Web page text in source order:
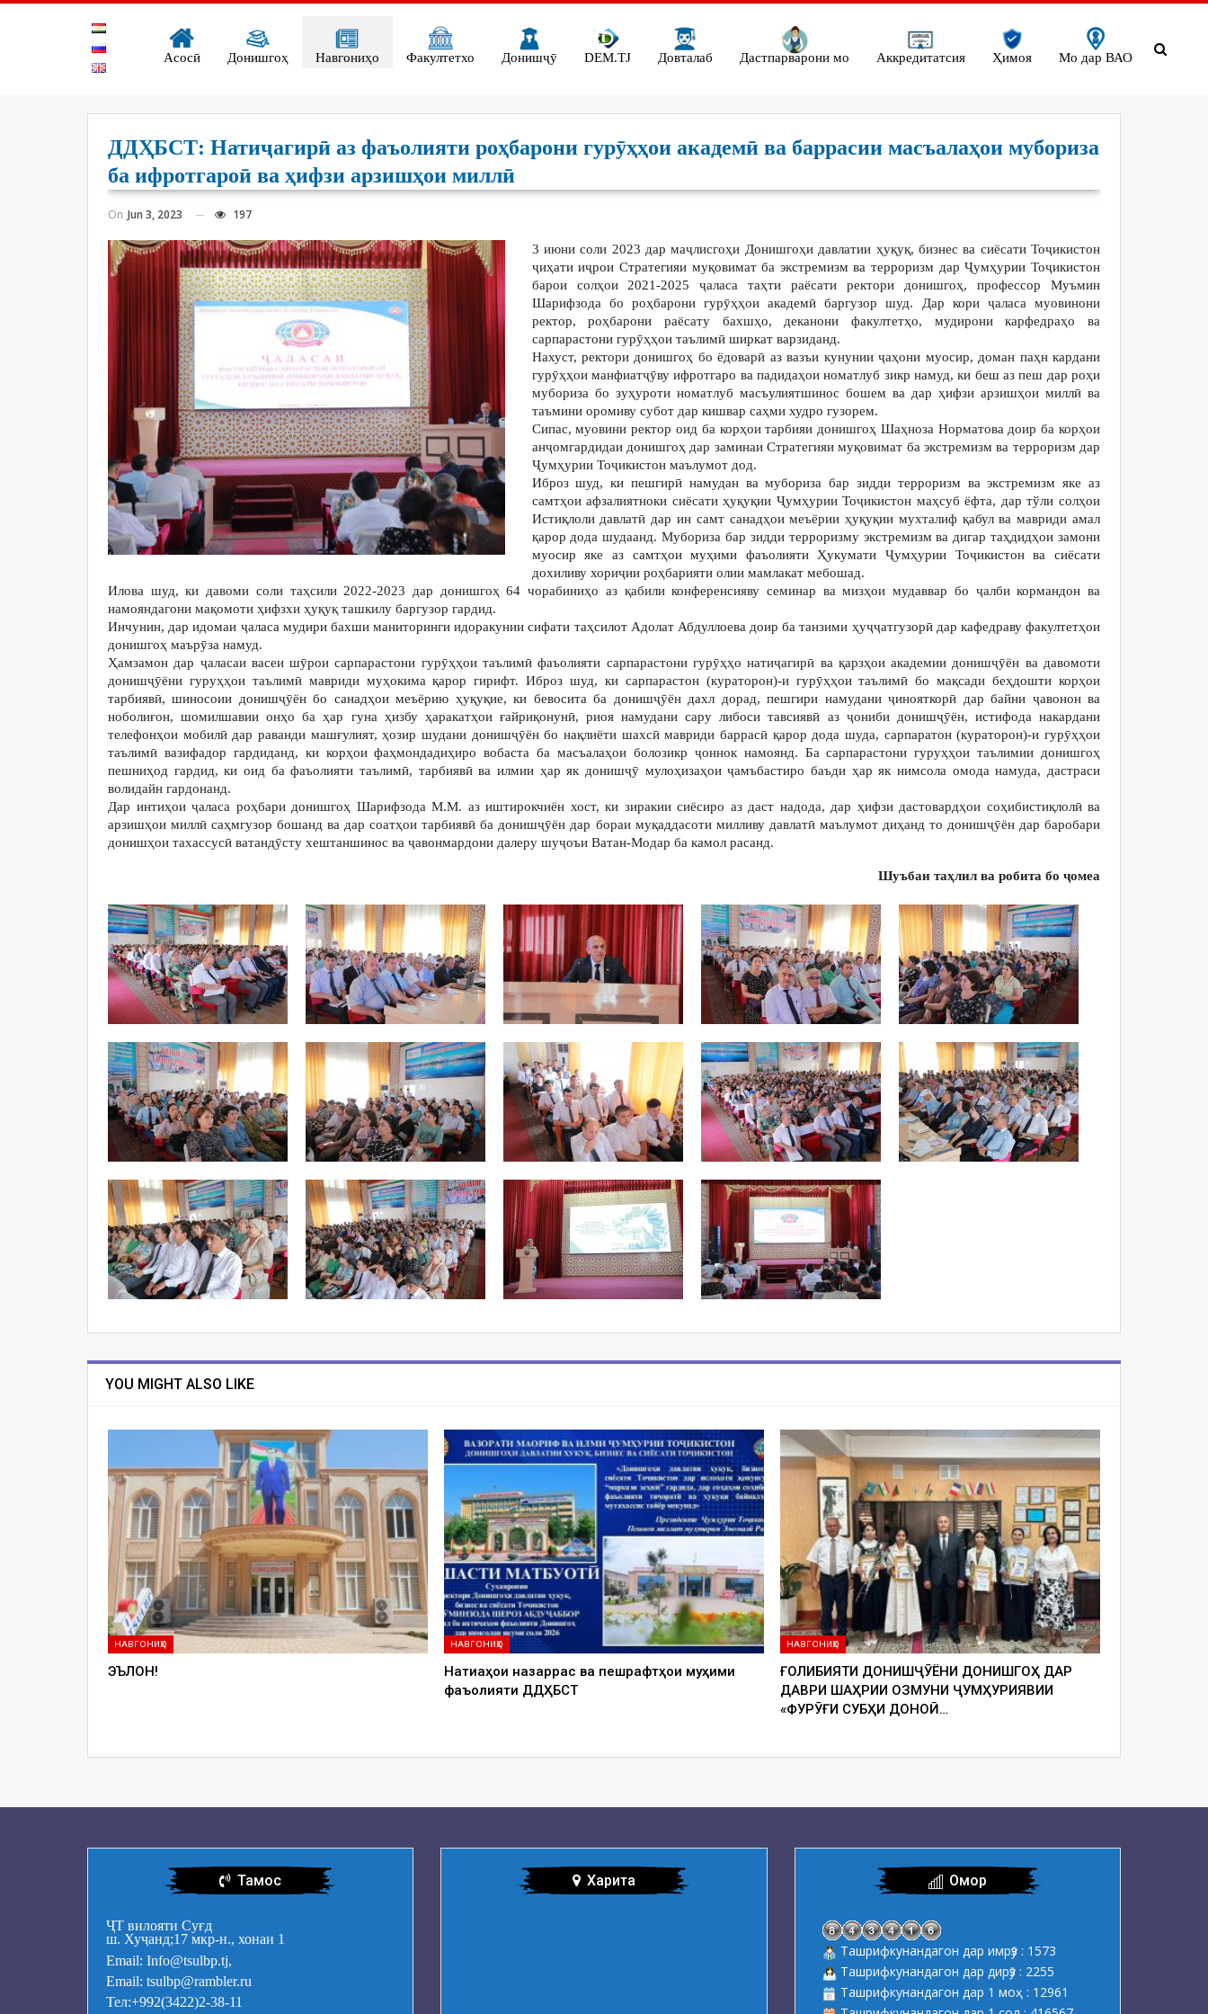
Асосӣ Донишгоҳ Навгониҳо Факултетхо Донишҷӯ DEM.TJ Довталаб Дастпарварони мо Аккредитатсия Ҳимоя Мо дар ВАО
ДДҲБСТ: Натиҷагирӣ аз фаъолияти роҳбарони гурӯҳҳои академӣ ва баррасии масъалаҳои мубориза
ба ифротгароӣ ва ҳифзи арзишҳои миллӣ
On Jun 3, 2023 197
3 июни соли 2023 дар маҷлисгоҳи Донишгоҳи давлатии ҳуқуқ, бизнес ва сиёсати Тоҷикистон
ҷиҳати иҷрои Стратегияи муқовимат ба экстремизм ва терроризм дар Ҷумҳурии Тоҷикистон
барои солҳои 2021-2025 ҷаласа таҳти раёсати ректори донишгоҳ, профессор Муъмин
Шарифзода бо роҳбарони гурӯҳҳои академӣ баргузор шуд. Дар кори ҷаласа муовинони
ректор, роҳбарони раёсату бахшҳо, деканони факултетҳо, мудирони карфедраҳо ва
сарпарастони гурӯҳҳои таълимӣ ширкат варзиданд.
Нахуст, ректори донишгоҳ бо ёдоварӣ аз вазъи кунунии ҷаҳони муосир, доман паҳн кардани
гурӯҳҳои манфиатҷӯву ифротгаро ва падидаҳои номатлуб зикр намуд, ки беш аз пеш дар роҳи
мубориза бо зуҳуроти номатлуб масъулиятшинос бошем ва дар ҳифзи арзишҳои миллӣ ва
таъмини оромиву субот дар кишвар саҳми худро гузорем.
Сипас, муовини ректор оид ба корҳои тарбияи донишгоҳ Шаҳноза Норматова доир ба корҳои
анҷомгардидаи донишгоҳ дар заминаи Стратегияи муқовимат ба экстремизм ва терроризм дар
Ҷумҳурии Тоҷикистон маълумот дод.
Иброз шуд, ки пешгирӣ намудан ва мубориза бар зидди терроризм ва экстремизм яке аз
самтҳои афзалиятноки сиёсати ҳуқуқии Ҷумҳурии Тоҷикистон маҳсуб ёфта, дар тўли солҳои
Истиқлоли давлатӣ дар ин самт санадҳои меъёрии ҳуқуқии мухталиф қабул ва мавриди амал
қарор дода шудаанд. Мубориза бар зидди терроризму экстремизм ва дигар таҳдидҳои замони
муосир яке аз самтҳои муҳими фаъолияти Ҳукумати Ҷумҳурии Тоҷикистон ва сиёсати
дохиливу хориҷии роҳбарияти олии мамлакат мебошад.
Илова шуд, ки давоми соли таҳсили 2022-2023 дар донишгоҳ 64 чорабиниҳо аз қабили конференсияву семинар ва мизҳои мудаввар бо ҷалби кормандон ва
намояндагони мақомоти ҳифзхи ҳуқуқ ташкилу баргузор гардид.
Инчунин, дар идомаи ҷаласа мудири бахши маниторинги идоракунии сифати таҳсилот Адолат Абдуллоева доир ба танзими ҳуҷҷатгузорӣ дар кафедраву факултетҳои
донишгоҳ маърӯза намуд.
Ҳамзамон дар ҷаласаи васеи шӯрои сарпарастони гурӯҳҳои таълимӣ фаъолияти сарпарастони гурӯҳҳо натиҷагирӣ ва қарзҳои академии донишҷӯён ва давомоти
донишҷӯёни гуруҳҳои таълимӣ мавриди муҳокима қарор гирифт. Иброз шуд, ки сарпарастон (кураторон)-и гурӯҳҳои таълимӣ бо мақсади беҳдошти корҳои
тарбиявӣ, шиносоии донишҷӯён бо санадҳои меъёрию ҳуқуқие, ки бевосита ба донишҷӯён дахл дорад, пешгири намудани ҷинояткорӣ дар байни ҷавонон ва
ноболиғон, шомилшавии онҳо ба ҳар гуна ҳизбу ҳаракатҳои ғайриқонунӣ, риоя намудани сару либоси тавсиявӣ аз ҷониби донишҷӯён, истифода накардани
телефонҳои мобилӣ дар раванди машғулият, ҳозир шудани донишҷӯён бо нақлиёти шахсӣ мавриди баррасӣ қарор дода шуда, сарпаратон (кураторон)-и гурӯҳҳои
таълимӣ вазифадор гардиданд, ки корҳои фаҳмондадиҳиро вобаста ба масъалаҳои болозикр ҷоннок намоянд. Ба сарпарастони гуруҳҳои таълимии донишгоҳ
пешниҳод гардид, ки оид ба фаъолияти таълимӣ, тарбиявӣ ва илмии ҳар як донишҷӯ мулоҳизаҳои ҷамъбастиро баъди ҳар як нимсола омода намуда, дастраси
волидайн гардонанд.
Дар интиҳои ҷаласа роҳбари донишгоҳ Шарифзода М.М. аз иштирокчиён хост, ки зиракии сиёсиро аз даст надода, дар ҳифзи дастовардҳои соҳибистиқлолӣ ва
арзишҳои миллӣ саҳмгузор бошанд ва дар соатҳои тарбиявӣ ба донишҷӯён дар бораи муқаддасоти милливу давлатӣ маълумот диҳанд то донишҷӯён дар баробари
донишҳои тахассусӣ ватандӯсту хештаншинос ва ҷавонмардони далеру шуҷоъи Ватан-Модар ба камол расанд.
Шуъбаи таҳлил ва робита бо ҷомеа
YOU MIGHT ALSO LIKE
НАВГОНИҲО
ЭЪЛОН!
НАВГОНИҲО
Натиҷаҳои назаррас ва пешрафтҳои муҳими
фаъолияти ДДҲБСТ
НАВГОНИҲО
ҒОЛИБИЯТИ ДОНИШҶӮЁНИ ДОНИШГОҲ ДАР
ДАВРИ ШАҲРИИ ОЗМУНИ ҶУМҲУРИЯВИИ
«ФУРӮҒИ СУБҲИ ДОНОӢ…
Тамос
ҶТ вилояти Суғд
ш. Хуҷанд;17 мкр-н., хонаи 1
Email: Info@tsulbp.tj,
Email: tsulbp@rambler.ru
Тел:+992(3422)2-38-11
Харита Омор
Ташрифкунандагон дар имрӯз : 1573
Ташрифкунандагон дар дирӯз : 2255
Ташрифкунандагон дар 1 моҳ : 12961